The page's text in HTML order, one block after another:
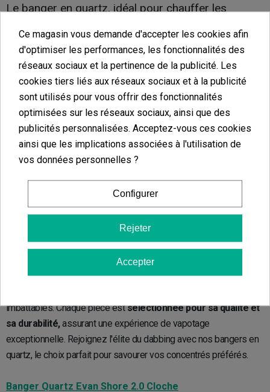
Le banger en quartz, idéal pour chauffer les
concentrés
Le banger en quartz pour dab rig est idéal pour la consommation
des concentrés de cannabis. Grâce à sarésistance à la chaleur
et à sa durabilité, il permet de chauffer efficacement les
concentrés comme le BHO ou le rosin. Sa transparence offre une
visibilité parfaitesur le processus de vaporisation, garantissant
ainsi une expérience optimale. Le quartz assure également une
restitution fidèle des saveurs, sans altération par des goûts
une session de dabbing de haute qualité.
Découvrez nos bangers en quartz haut de gamme
Explorez notre collection exclusive de bangers en quartz haut de
gamme, conçus pour les amateurs de concentrés exigeants.
imbattables. Chaque pièce estsélectionnée pour sa qualité et
sa durabilité,assurant une expérience de vapotage
exceptionnelle. Rejoignez l'élite du dabbing avec nos bangers en
quartz, le choix parfait pour savourer vos concentrés préférés.
Banger Quartz Evan Shore 2.0 Cloche
Ce magasin vous demande d'accepter les cookies afin
d'optimiser les performances, les fonctionnalités des
réseaux sociaux et la pertinence de la publicité. Les
cookies tiers liés aux réseaux sociaux et à la publicité
sont utilisés pour vous offrir des fonctionnalités
optimisées sur les réseaux sociaux, ainsi que des
publicités personnalisées. Acceptez-vous ces cookies
ainsi que les implications associées à l'utilisation de
vos données personnelles ?
Configurer
Rejeter
Accepter